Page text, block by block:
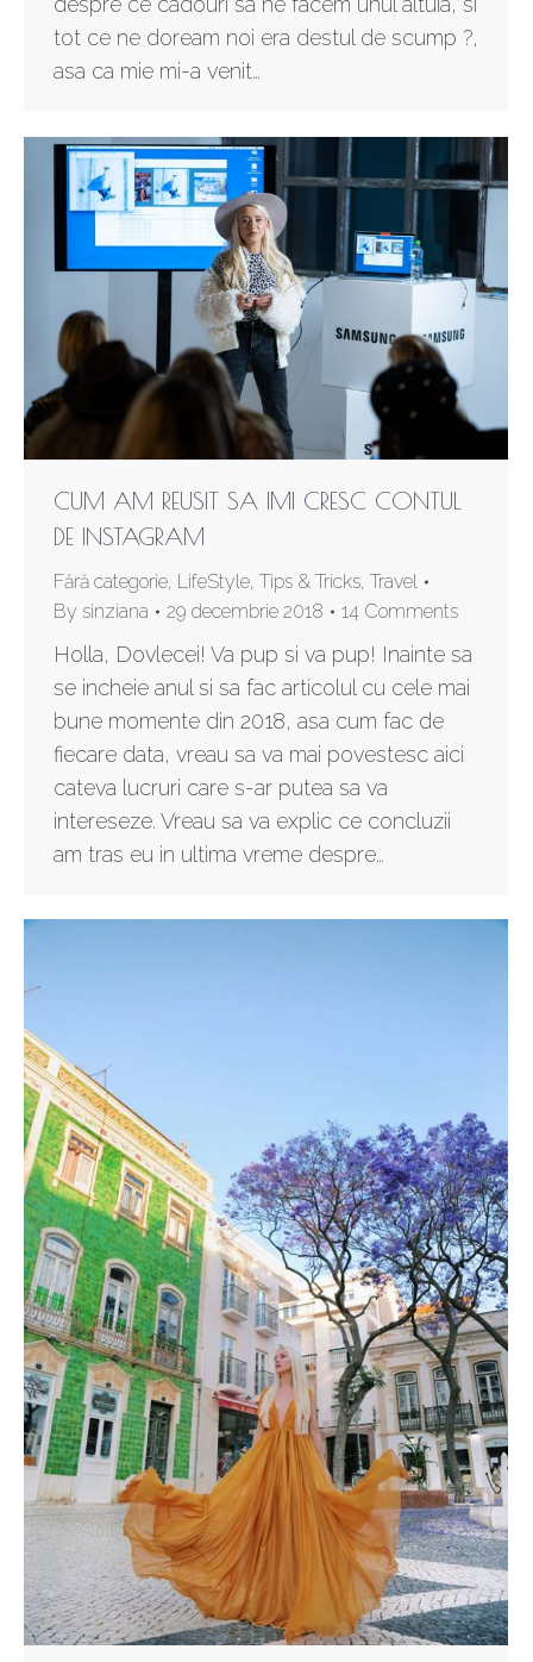
tot ce ne doream noi era destul de scump ?,
asa ca mie mi-a venit…
CUM AM REUSIT SA IMI CRESC CONTUL
DE INSTAGRAM
Fără categorie, LifeStyle, Tips & Tricks, Travel
By sinziana 29 decembrie 2018 14 Comments
Holla, Dovlecei! Va pup si va pup! Inainte sa
se incheie anul si sa fac articolul cu cele mai
bune momente din 2018, asa cum fac de
fiecare data, vreau sa va mai povestesc aici
cateva lucruri care s-ar putea sa va
intereseze. Vreau sa va explic ce concluzii
am tras eu in ultima vreme despre…